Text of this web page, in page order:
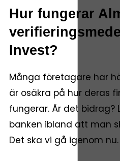
Hur fungerar
Invest?
Många företagare har
är osäkra på hur deras
fungerar. Är det bidrag?
banken ibland att man
Det ska vi gå igenom nu.